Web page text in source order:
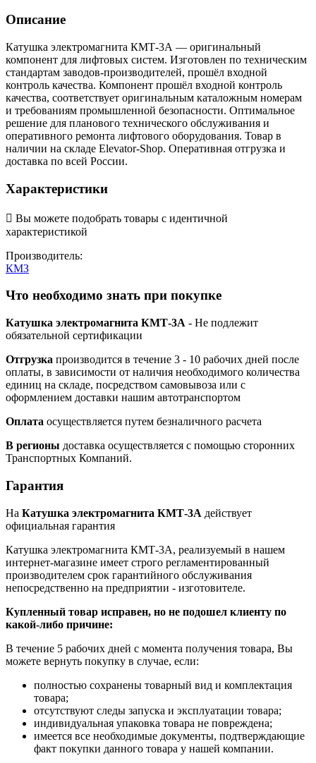
Описание
Катушка электромагнита КМТ-3А — оригинальный
компонент для лифтовых систем. Изготовлен по техническим
стандартам заводов-производителей, прошёл входной
контроль качества. Компонент прошёл входной контроль
качества, соответствует оригинальным каталожным номерам
и требованиям промышленной безопасности. Оптимальное
решение для планового технического обслуживания и
оперативного ремонта лифтового оборудования. Товар в
наличии на складе Elevator-Shop. Оперативная отгрузка и
доставка по всей России.
Характеристики
 Вы можете подобрать товары с идентичной
характеристикой
Производитель:
КМЗ
Что необходимо знать при покупке
Катушка электромагнита КМТ-3А - Не подлежит
обязательной сертификации
Отгрузка производится в течение 3 - 10 рабочих дней после
оплаты, в зависимости от наличия необходимого количества
единиц на складе, посредством самовывоза или с
оформлением доставки нашим автотранспортом
Оплата осуществляется путем безналичного расчета
В регионы доставка осуществляется с помощью сторонних
Транспортных Компаний.
Гарантия
На Катушка электромагнита КМТ-3А действует
официальная гарантия
Катушка электромагнита КМТ-3А, реализуемый в нашем
интернет-магазине имеет строго регламентированный
производителем срок гарантийного обслуживания
непосредственно на предприятии - изготовителе.
Купленный товар исправен, но не подошел клиенту по
какой-либо причине:
В течение 5 рабочих дней с момента получения товара, Вы
можете вернуть покупку в случае, если:
полностью сохранены товарный вид и комплектация
товара;
отсутствуют следы запуска и эксплуатации товара;
индивидуальная упаковка товара не повреждена;
имеется все необходимые документы, подтверждающие
факт покупки данного товара у нашей компании.